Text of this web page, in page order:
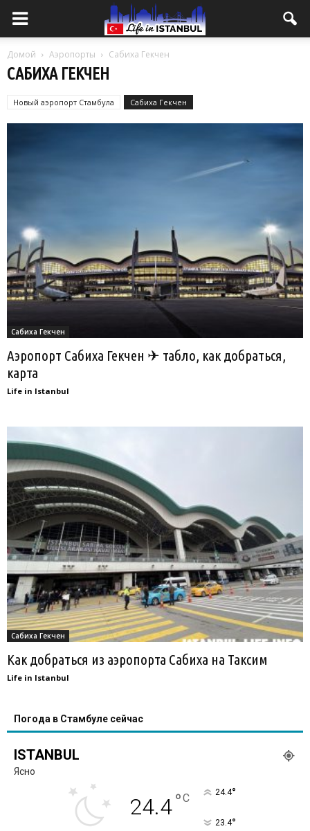
Домой Аэропорты Сабиха Гекчен
САБИХА ГЕКЧЕН
Новый аэропорт Стамбула Сабиха Гекчен
Сабиха Гекчен
Аэропорт Сабиха Гекчен ✈ табло, как добраться,
карта
Life in Istanbul
Сабиха Гекчен
Как добраться из аэропорта Сабиха на Таксим
Life in Istanbul
Погода в Стамбуле сейчас
ISTANBUL
Ясно
24.4°C 24.4°
23.4°